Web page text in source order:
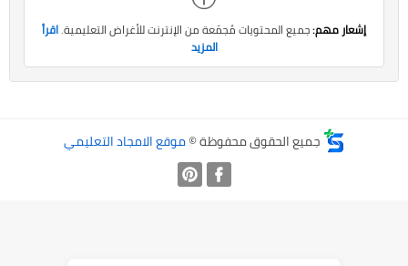
إشعار مهم:جميع المحتويات مُجمّعة من الإنترنت للأغراض التعليمية.اقرأ
المزيد
جميع الحقوق محفوظة ©موقع الامجاد التعليمي